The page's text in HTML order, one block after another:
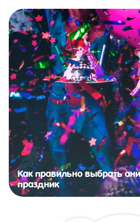
Как правильно выбрать
праздник